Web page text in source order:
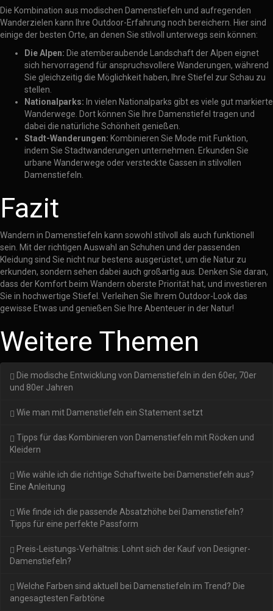
Die Kombination aus modischen Damenstiefeln und aufregenden
Wanderzielen kann Ihre Outdoor-Erfahrung noch bereichern. Hier sind
einige der besten Orte, an denen Sie stilvoll unterwegs sein können:
Die Alpen: Die atemberaubende Landschaft der Alpen eignet
sich hervorragend für anspruchsvollere Wanderungen, während
Sie gleichzeitig die Möglichkeit haben, Ihre Stiefel zur Schau zu
stellen.
Nationalparks: In vielen Nationalparks gibt es viele gut markierte
Wanderwege. Dort können Sie Ihre Damenstiefel tragen und
dabei die natürliche Schönheit genießen.
Stadt-Wanderungen: Kombinieren Sie Mode mit Funktion,
indem Sie Stadtwanderungen unternehmen. Erkunden Sie
urbane Wanderwege oder versteckte Gassen in stilvollen
Damenstiefeln.
Fazit
Wandern in Damenstiefeln kann sowohl stilvoll als auch funktionell
sein. Mit der richtigen Auswahl an Schuhen und der passenden
Kleidung sind Sie nicht nur bestens ausgerüstet, um die Natur zu
erkunden, sondern sehen dabei auch großartig aus. Denken Sie daran,
dass der Komfort beim Wandern oberste Priorität hat, und investieren
Sie in hochwertige Stiefel. Verleihen Sie Ihrem Outdoor-Look das
gewisse Etwas und genießen Sie Ihre Abenteuer in der Natur!
Weitere Themen
Die modische Entwicklung von Damenstiefeln in den 60er, 70er
und 80er Jahren
Wie man mit Damenstiefeln ein Statement setzt
Tipps für das Kombinieren von Damenstiefeln mit Röcken und
Kleidern
Wie wähle ich die richtige Schaftweite bei Damenstiefeln aus?
Eine Anleitung
Wie finde ich die passende Absatzhöhe bei Damenstiefeln?
Tipps für eine perfekte Passform
Preis-Leistungs-Verhältnis: Lohnt sich der Kauf von Designer-
Damenstiefeln?
Welche Farben sind aktuell bei Damenstiefeln im Trend? Die
angesagtesten Farbtöne